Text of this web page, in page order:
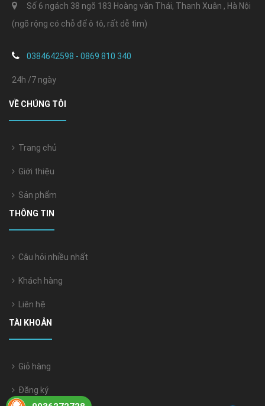
Số 6 ngách 38 ngõ 183 Hoàng văn Thái, Thanh Xuân , Hà Nội
(ngõ rộng có chỗ để ô tô, rất dễ tìm)
0384642598 - 0869 810 340
24h /7 ngày
VỀ CHÚNG TÔI
Trang chủ
Giới thiệu
Sản phẩm
THÔNG TIN
Câu hỏi nhiều nhất
Khách hàng
Liên hệ
TÀI KHOẢN
Giỏ hàng
Đăng ký